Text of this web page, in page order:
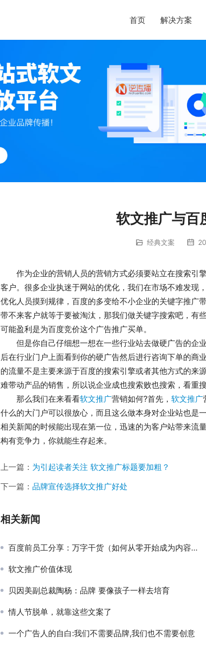
首页 解决方案
软文推广与百
经典文案
作为企业的营销人员的营销方式必须要站立在搜索引
客户。很多企业执迷于网站的优化，我们在市场不难发现
优化人员摸到规律，百度的多变给不小企业的关键字推广
带不来客户就等于要被淘汰，那我们做关键字搜索吧，有
可能盈利是为百度竞价这个广告推广买单。
但是你自己仔细想一想在一些行业站去做硬广告的企
后在行业门户上面看到你的硬广告然后进行咨询下单的商
的流量不是主要来源于百度的搜索引擎或者其他方式的来
难带动产品的销售，所以说企业成也搜索败也搜索，看重
那么我们在来看看软文推广营销如何?首先， 软文推广
什么的大门户可以很放心，而且这么做本身对企业站也是
相关新闻的时候能出现在第一位，迅速的为客户站带来流
构有竞争力，你就能生存起来。
上一篇： 为引起读者关注 软文推广标题要加粗？
下一篇： 品牌宣传选择软文推广好处
相关新闻
百度前员工分享：万字干货（如何从零开始成为内容运营）
软文推广价值体现
贝因美副总裁陶杨：品牌 要像孩子一样去培育
情人节脱单，就靠这些文案了
一个广告人的自白:我们不需要品牌,我们也不需要创意